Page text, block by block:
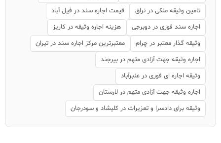
تامین وثیقه ملکی در نراق
قیمت اجاره سند در فیل آباد
اجاره سند فوری در دوبرجی
هزینه اجاره وثیقه در کاریز
وثیقه گذار معتبر در چرام
معتبرترین مرکز اجاره سند در تیران
اجاره وثیقه جهت آزادی متهم در بیرجند
وثیقه اجاره ای فوری در عنبرآباد
اجاره وثیقه جهت آزادی متهم در لارستان
وثیقه برای دادسرا و تعزیرات در کلیشاد و سودرجان